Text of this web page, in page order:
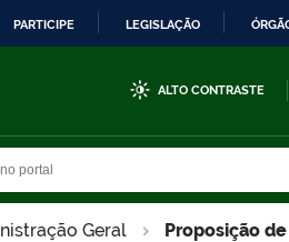
PARTICIPE LEGISLAÇÃO
ALTO CONTRASTE
Geral
Proposição